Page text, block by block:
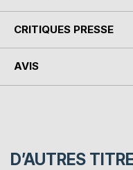
CRITIQUES PRESSE
AVIS
D’AUTRES